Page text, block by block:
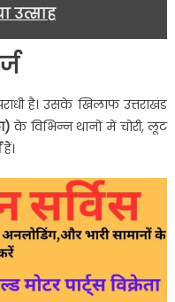
उत्साह
है। उसके खिलाफ उत्तराखंड
के विभिन्न थानों में चोरी, लूट
हैं।